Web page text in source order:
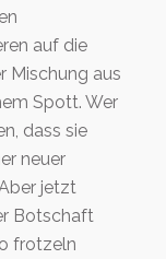
auf die
Mischung aus
Spott. Wer
dass sie
neuer
jetzt
Botschaft
frotzeln